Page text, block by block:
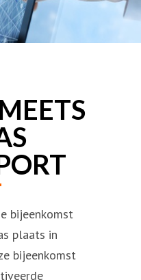
bijeenkomst
plaats in
bijeenkomst